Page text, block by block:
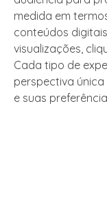
medida em
conteúdos
visualizações,
Cada tipo de
perspectiva
e suas